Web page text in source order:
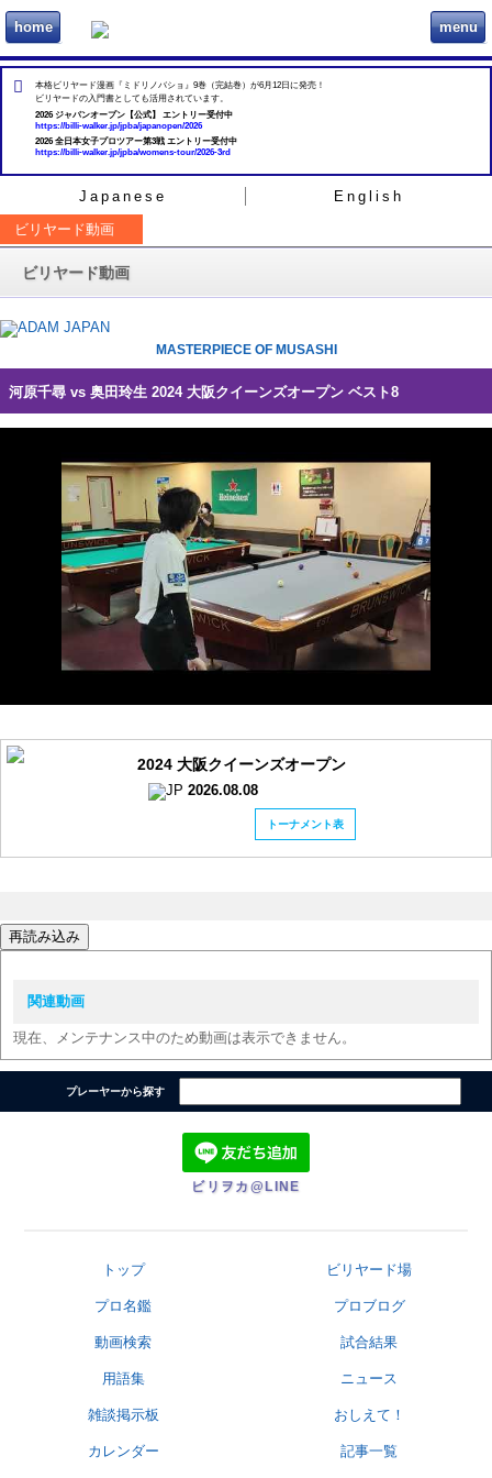
home ビリヲカ menu
本格ビリヤード漫画『ミドリノバショ』9巻（完結巻）が6月12日に発売！
ビリヤードの入門書としても活用されています。
2026 ジャパンオープン【公式】 エントリー受付中
https://billi-walker.jp/jpba/japanopen/2026
2026 全日本女子プロツアー第3戦 エントリー受付中
https://billi-walker.jp/jpba/womens-tour/2026-3rd
Japanese
English
ビリヤード動画
ビリヤード動画
MASTERPIECE OF MUSASHI
河原千尋 vs 奥田玲生 2024 大阪クイーンズオープン ベスト8
2024 大阪クイーンズオープン
2026.08.08
トーナメント表
再読み込み
関連動画
現在、メンテナンス中のため動画は表示できません。
プレーヤーから探す
ビリヲカ@LINE
トップ ビリヤード場
プロ名鑑 プロブログ
動画検索 試合結果
用語集 ニュース
雑談掲示板 おしえて！
カレンダー 記事一覧